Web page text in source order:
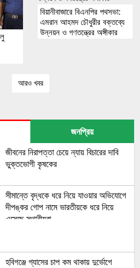
বিয়ানীবাজারে বিএনপির পথসভা:
এমরান আহমদ চৌধুরীর বক্তব্যে
উন্নয়ন ও গণতন্ত্রের অঙ্গীকার
আরও খবর
জনপ্রিয়
জীবনের নিরাপত্তা চেয়ে ন্যায় বিচারের দাবি
ভুক্তভোগী কৃষকের
সীমান্তে বৃদ্ধকে ধরে নিয়ে যাওয়ার অভিযোগে
দীপঙ্কর গোপ নামে ভারতীয়কে ধরে নিয়ে
এসেছে স্থানীয়রা
হবিগঞ্জে গ্যাসের চাপ কম থাকায় দুর্ভোগে